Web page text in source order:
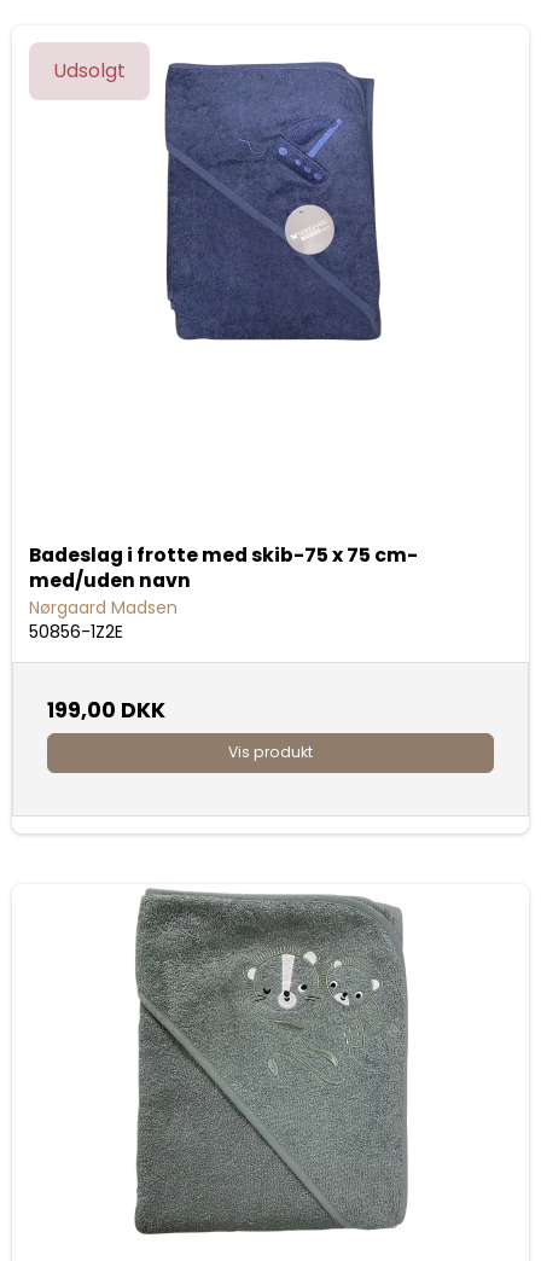
Udsolgt
Badeslag i frotte med skib-75 x 75 cm-
med/uden navn
Nørgaard Madsen
50856-1Z2E
199,00 DKK
Vis produkt